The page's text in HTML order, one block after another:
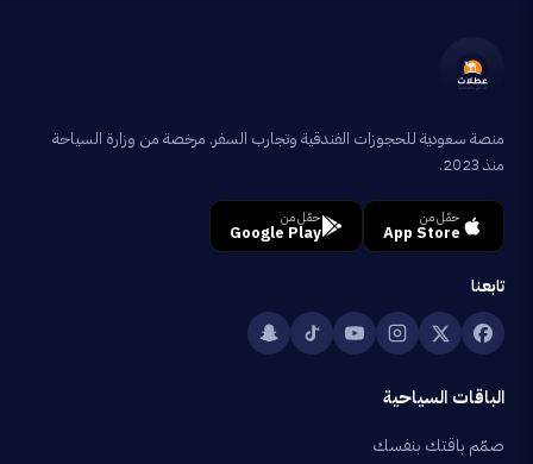
منصة سعودية للحجوزات الفندقية وتجارب السفر. مرخصة من وزارة السياحة
منذ 2023.
حمّل من
App Store
حمّل من
Google Play
تابعنا
الباقات السياحية
صمّم باقتك بنفسك